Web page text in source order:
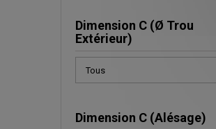
Dimension C (Ø Trou
Extérieur)
Dimension C (Alésage)